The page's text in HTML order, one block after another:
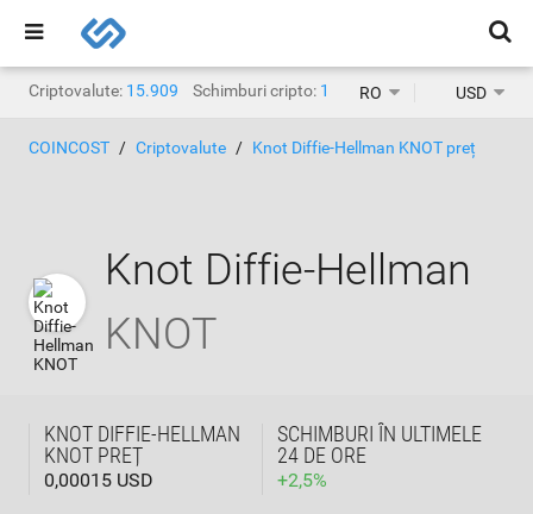
Criptovalute: 15.909 Schimburi cripto: 1.471RO USD
COINCOST Criptovalute Knot Diffie-Hellman KNOT preț
Knot Diffie-Hellman
KNOT
KNOT DIFFIE-HELLMAN
KNOT PREȚ
0,00015 USD
SCHIMBURI ÎN ULTIMELE
24 DE ORE
+2,5%